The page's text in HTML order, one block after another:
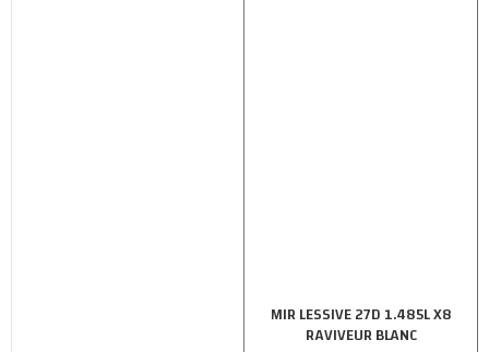
MIR LESSIVE 27D 1.485L X8
RAVIVEUR BLANC